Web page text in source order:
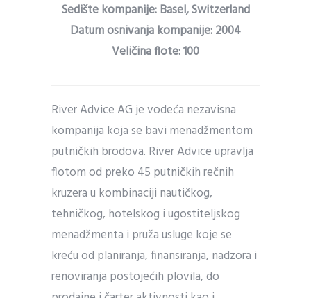
Sedište kompanije: Basel, Switzerland
Datum osnivanja kompanije: 2004
Veličina flote: 100
River Advice AG je vodeća nezavisna
kompanija koja se bavi menadžmentom
putničkih brodova. River Advice upravlja
flotom od preko 45 putničkih rečnih
kruzera u kombinaciji nautičkog,
tehničkog, hotelskog i ugostiteljskog
menadžmenta i pruža usluge koje se
kreću od planiranja, finansiranja, nadzora i
renoviranja postojećih plovila, do